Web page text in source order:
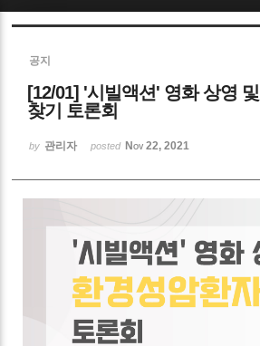
공지
[12/01] '시빌액션' 영화 상영
찾기 토론회
by 관리자 posted Nov 22, 2021
Sketchbook5, 스케
Sketchbook5, 스케